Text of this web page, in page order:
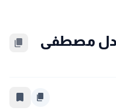
مصطفى
content_copy
content_copy
bookmark_border